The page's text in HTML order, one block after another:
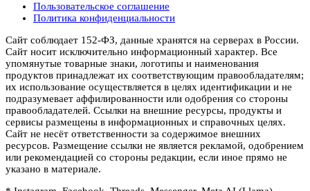
Пользовательское соглашение
Политика конфиденциальности
Сайт соблюдает 152-ФЗ, данные хранятся на серверах в России.
Сайт носит исключительно информационный характер. Все
упомянутые товарные знаки, логотипы и наименования
продуктов принадлежат их соответствующим правообладателям;
их использование осуществляется в целях идентификации и не
подразумевает аффилированности или одобрения со стороны
правообладателей. Ссылки на внешние ресурсы, продукты и
сервисы размещены в информационных и справочных целях.
Сайт не несёт ответственности за содержимое внешних
ресурсов. Размещение ссылки не является рекламой, одобрением
или рекомендацией со стороны редакции, если иное прямо не
указано в материале.